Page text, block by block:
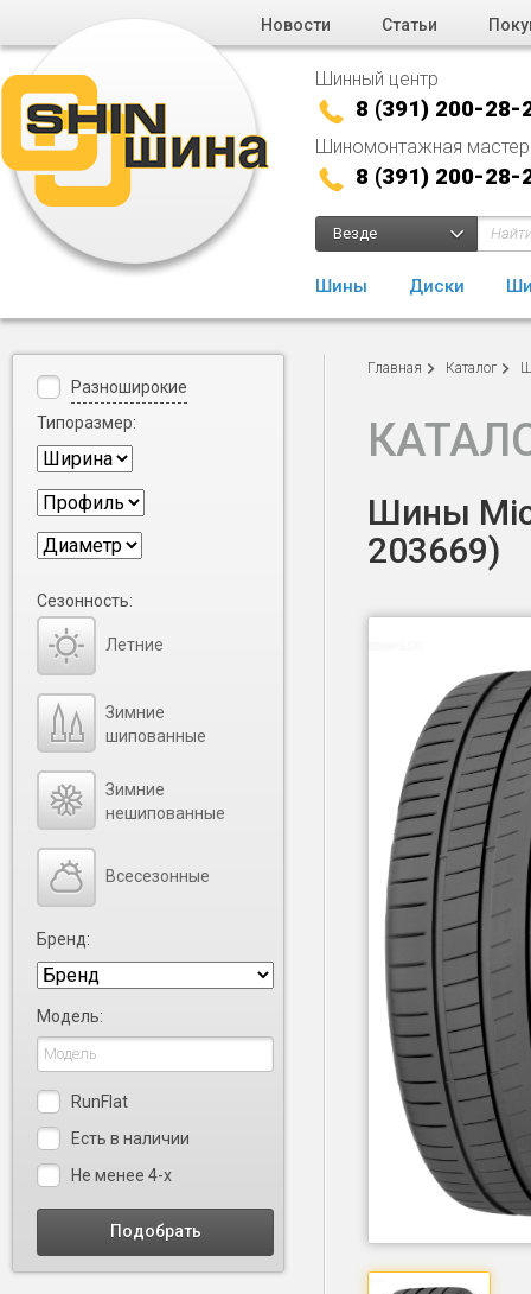
Новости Статьи
Шинный центр
8 (391) 200-28-
Шиномонтажная
8 (391) 200-28-
Везде
Шины Диски
Главная Каталог
Шины
203669)
Разноширокие
Типоразмер:
Сезонность:
Летние
Зимние
шипованные
Зимние
нешипованные
Всесезонные
Бренд:
Модель:
RunFlat
Есть в наличии
Не менее 4-х